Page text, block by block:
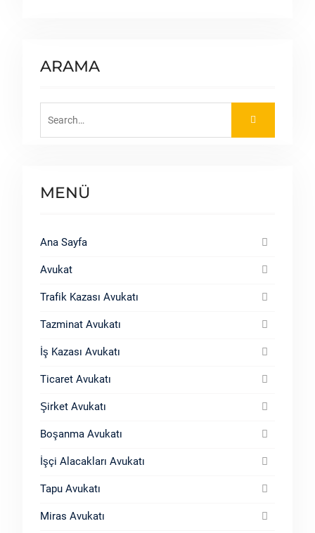
ARAMA
MENÜ
Ana Sayfa
Avukat
Trafik Kazası Avukatı
Tazminat Avukatı
İş Kazası Avukatı
Ticaret Avukatı
Şirket Avukatı
Boşanma Avukatı
İşçi Alacakları Avukatı
Tapu Avukatı
Miras Avukatı